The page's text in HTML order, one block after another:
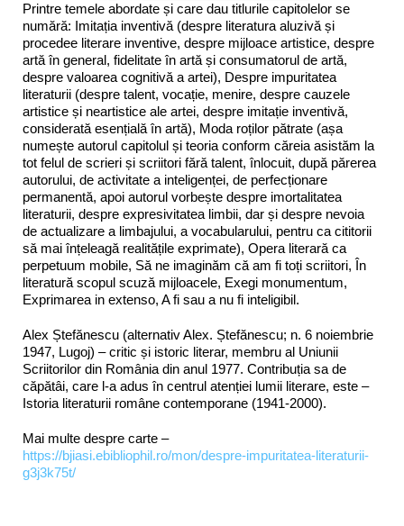
Printre temele abordate și care dau titlurile capitolelor se
numără: Imitația inventivă (despre literatura aluzivă și
procedee literare inventive, despre mijloace artistice, despre
artă în general, fidelitate în artă și consumatorul de artă,
despre valoarea cognitivă a artei), Despre impuritatea
literaturii (despre talent, vocație, menire, despre cauzele
artistice și neartistice ale artei, despre imitație inventivă,
considerată esențială în artă), Moda roților pătrate (așa
numește autorul capitolul și teoria conform căreia asistăm la
tot felul de scrieri și scriitori fără talent, înlocuit, după părerea
autorului, de activitate a inteligenței, de perfecționare
permanentă, apoi autorul vorbește despre imortalitatea
literaturii, despre expresivitatea limbii, dar și despre nevoia
de actualizare a limbajului, a vocabularului, pentru ca cititorii
să mai înțeleagă realitățile exprimate), Opera literară ca
perpetuum mobile, Să ne imaginăm că am fi toți scriitori, În
literatură scopul scuză mijloacele, Exegi monumentum,
Exprimarea in extenso, A fi sau a nu fi inteligibil.
Alex Ștefănescu (alternativ Alex. Ștefănescu; n. 6 noiembrie
1947, Lugoj) – critic și istoric literar, membru al Uniunii
Scriitorilor din România din anul 1977. Contribuția sa de
căpătâi, care l-a adus în centrul atenției lumii literare, este –
Istoria literaturii române contemporane (1941-2000).
Mai multe despre carte –
https://bjiasi.ebibliophil.ro/mon/despre-impuritatea-literaturii-
g3j3k75t/